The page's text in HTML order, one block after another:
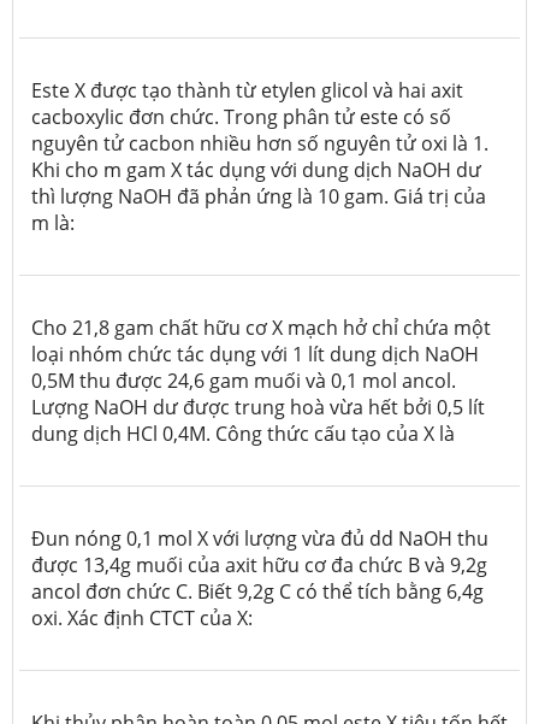
Este X được tạo thành từ etylen glicol và hai axit
cacboxylic đơn chức. Trong phân tử este có số
nguyên tử cacbon nhiều hơn số nguyên tử oxi là 1.
Khi cho m gam X tác dụng với dung dịch NaOH dư
thì lượng NaOH đã phản ứng là 10 gam. Giá trị của
m là:
Cho 21,8 gam chất hữu cơ X mạch hở chỉ chứa một
loại nhóm chức tác dụng với 1 lít dung dịch NaOH
0,5M thu được 24,6 gam muối và 0,1 mol ancol.
Lượng NaOH dư được trung hoà vừa hết bởi 0,5 lít
dung dịch HCl 0,4M. Công thức cấu tạo của X là
Đun nóng 0,1 mol X với lượng vừa đủ dd NaOH thu
được 13,4g muối của axit hữu cơ đa chức B và 9,2g
ancol đơn chức C. Biết 9,2g C có thể tích bằng 6,4g
oxi. Xác định CTCT của X: